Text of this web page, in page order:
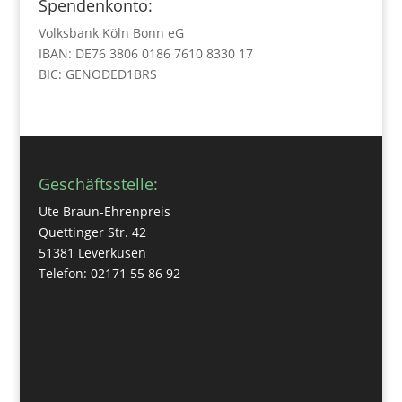
Spendenkonto:
Volksbank Köln Bonn eG
IBAN: DE76 3806 0186 7610 8330 17
BIC: GENODED1BRS
Geschäftsstelle:
Ute Braun-Ehrenpreis
Quettinger Str. 42
51381 Leverkusen
Telefon: 02171 55 86 92